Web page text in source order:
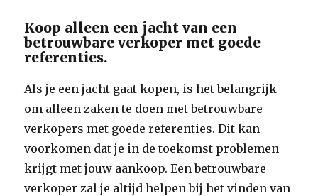
Koop alleen een jacht van een
betrouwbare verkoper met goede
referenties.
Als je een jacht gaat kopen, is het belangrijk
om alleen zaken te doen met betrouwbare
verkopers met goede referenties. Dit kan
voorkomen dat je in de toekomst problemen
krijgt met jouw aankoop. Een betrouwbare
verkoper zal je altijd helpen bij het vinden van